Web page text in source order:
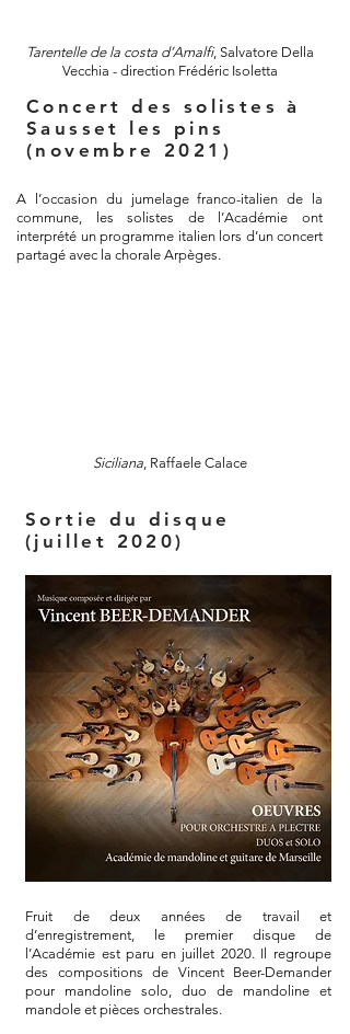
Tarentelle de la costa d’Amalfi, Salvatore Della
Vecchia - direction Frédéric Isoletta
Concert des solistes à
Sausset les pins
(novembre 2021)
A l’occasion du jumelage franco-italien de la
commune, les solistes de l’Académie ont
interprété un programme italien lors d’un concert
partagé avec la chorale Arpèges.
Siciliana, Raffaele Calace
Sortie du disque
(juillet 2020)
Fruit de deux années de travail et
d’enregistrement, le premier disque de
l’Académie est paru en juillet 2020. Il regroupe
des compositions de Vincent Beer-Demander
pour mandoline solo, duo de mandoline et
mandole et pièces orchestrales.